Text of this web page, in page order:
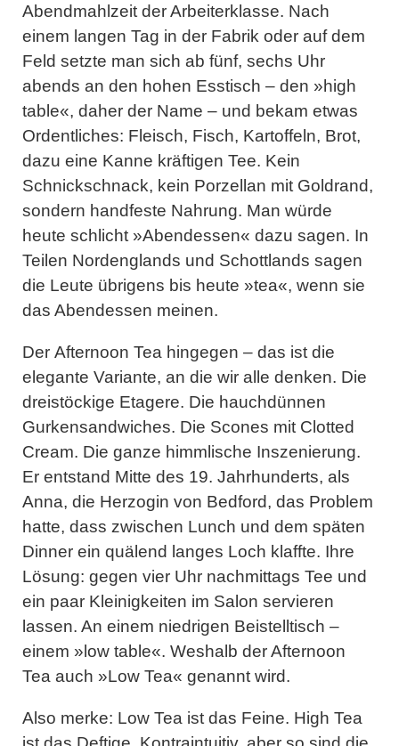
Abendmahlzeit der Arbeiterklasse. Nach
einem langen Tag in der Fabrik oder auf dem
Feld setzte man sich ab fünf, sechs Uhr
abends an den hohen Esstisch – den »high
table«, daher der Name – und bekam etwas
Ordentliches: Fleisch, Fisch, Kartoffeln, Brot,
dazu eine Kanne kräftigen Tee. Kein
Schnickschnack, kein Porzellan mit Goldrand,
sondern handfeste Nahrung. Man würde
heute schlicht »Abendessen« dazu sagen. In
Teilen Nordenglands und Schottlands sagen
die Leute übrigens bis heute »tea«, wenn sie
das Abendessen meinen.
Der Afternoon Tea hingegen – das ist die
elegante Variante, an die wir alle denken. Die
dreistöckige Etagere. Die hauchdünnen
Gurkensandwiches. Die Scones mit Clotted
Cream. Die ganze himmlische Inszenierung.
Er entstand Mitte des 19. Jahrhunderts, als
Anna, die Herzogin von Bedford, das Problem
hatte, dass zwischen Lunch und dem späten
Dinner ein quälend langes Loch klaffte. Ihre
Lösung: gegen vier Uhr nachmittags Tee und
ein paar Kleinigkeiten im Salon servieren
lassen. An einem niedrigen Beistelltisch –
einem »low table«. Weshalb der Afternoon
Tea auch »Low Tea« genannt wird.
Also merke: Low Tea ist das Feine. High Tea